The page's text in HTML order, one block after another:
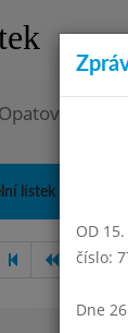
Praha
lístek
OD
číslo:
Dne